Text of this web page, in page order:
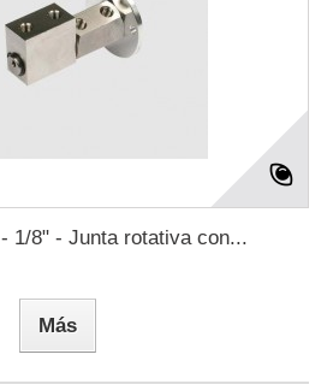
1/8" - Junta rotativa con...
Más